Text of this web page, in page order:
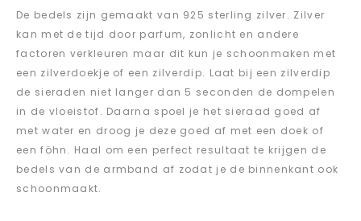
De bedels zijn gemaakt van 925 sterling zilver. Zilver
kan met de tijd door parfum, zonlicht en andere
factoren verkleuren maar dit kun je schoonmaken met
een zilverdoekje of een zilverdip. Laat bij een zilverdip
de sieraden niet langer dan 5 seconden de dompelen
in de vloeistof. Daarna spoel je het sieraad goed af
met water en droog je deze goed af met een doek of
een föhn. Haal om een perfect resultaat te krijgen de
bedels van de armband af zodat je de binnenkant ook
schoonmaakt.